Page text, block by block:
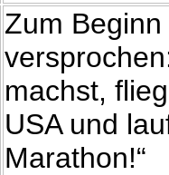
Zum
machst,
USA und
Marathon!“